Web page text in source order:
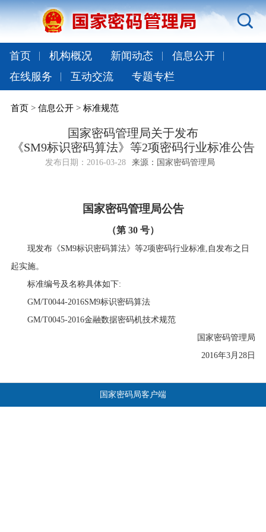
首页 机构概况 新闻动态
信息公开
在线服务
互动交流 专题专栏
首页> 信息公开> 标准规范
国家密码管理局关于发布
《SM9标识密码算法》等2项密码行业标准公告
发布日期： 2016-03-28 来源：国家密码管理局
国家密码管理局公告
（第 30 号）
现发布《SM9标识密码算法》等2项密码行业标准,自发布之日
起实施。
标准编号及名称具体如下:
GM/T0044-2016SM9标识密码算法
GM/T0045-2016金融数据密码机技术规范
国家密码管理局
2016年3月28日
国家密码局客户端